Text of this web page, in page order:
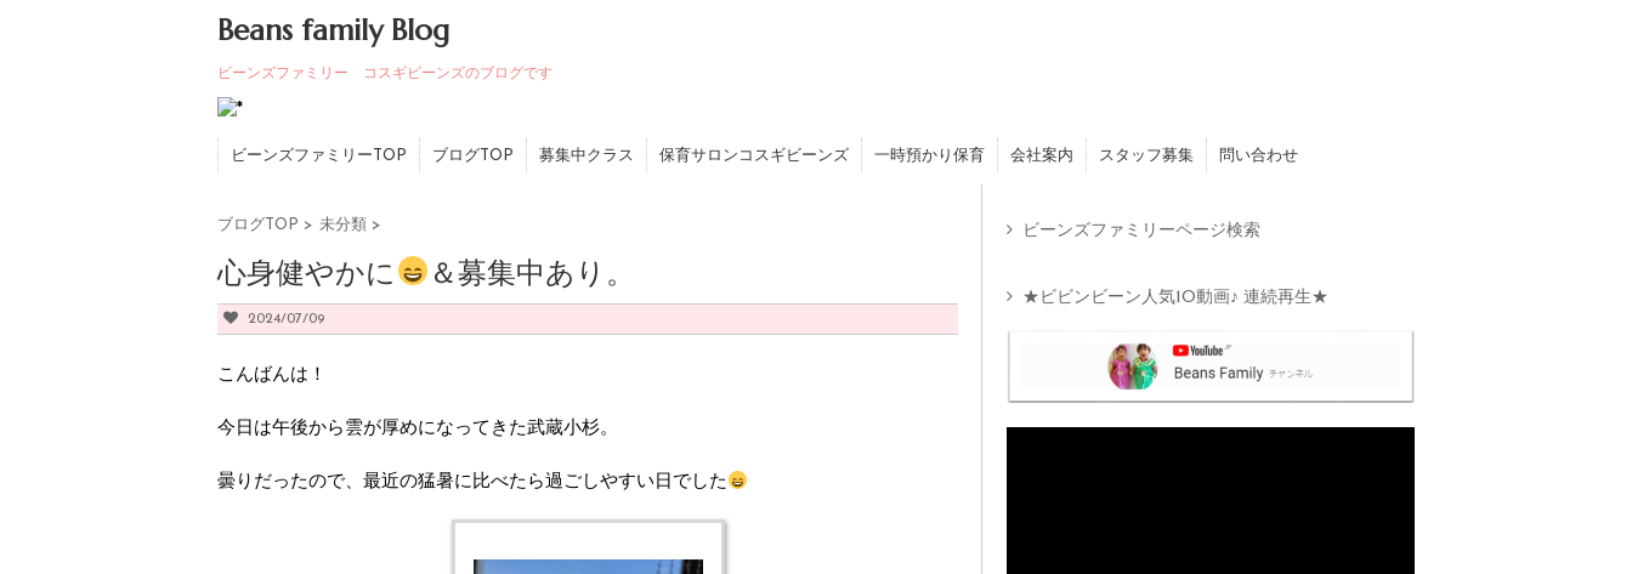
Beans family Blog
ビーンズファミリー コスギビーンズのブログです
ビーンズファミリーTOP ブログTOP 募集中クラス 保育サロンコスギビーンズ 一時預かり保育 会社案内 スタッフ募集 問い合わせ
ブログTOP > 未分類 >
心身健やかに ＆募集中あり。
2024/07/09
こんばんは！
今日は午後から雲が厚めになってきた武蔵小杉。
曇りだったので、最近の猛暑に比べたら過ごしやすい日でした
ビーンズファミリーページ検索
★ビビンビーン人気10動画♪ 連続再生★